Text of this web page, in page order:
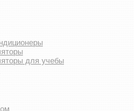
для учебы